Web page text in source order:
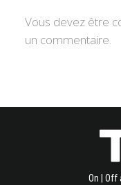
Vous devez être
un commentaire.
On | Off